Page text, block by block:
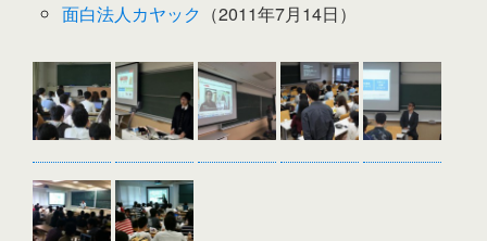
面白法人カヤック （2011年7月14日）